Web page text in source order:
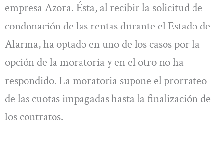
empresa Azora. Ésta, al recibir la solicitud de
condonación de las rentas durante el Estado de
Alarma, ha optado en uno de los casos por la
opción de la moratoria y en el otro no ha
respondido. La moratoria supone el prorrateo
de las cuotas impagadas hasta la finalización de
los contratos.